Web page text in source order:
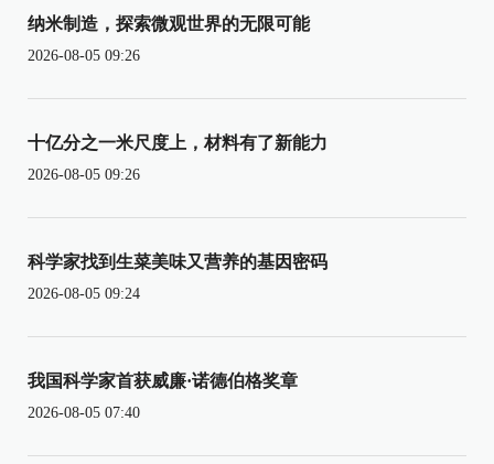
纳米制造，探索微观世界的无限可能
2026-08-05 09:26
十亿分之一米尺度上，材料有了新能力
2026-08-05 09:26
科学家找到生菜美味又营养的基因密码
2026-08-05 09:24
我国科学家首获威廉·诺德伯格奖章
2026-08-05 07:40